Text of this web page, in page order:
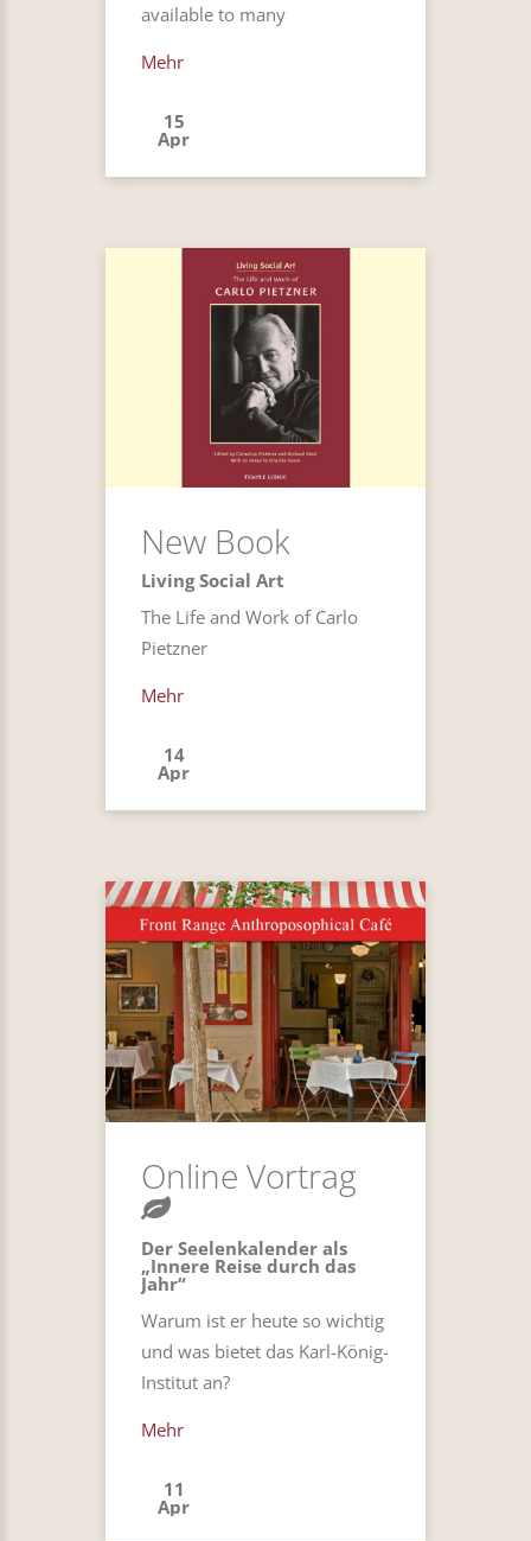
available to many
Mehr
15
Apr
New Book
Living Social Art
The Life and Work of Carlo
Pietzner
Mehr
14
Apr
Online Vortrag
Der Seelenkalender als
„Innere Reise durch das
Jahr“
Warum ist er heute so wichtig
und was bietet das Karl-König-
Institut an?
Mehr
11
Apr